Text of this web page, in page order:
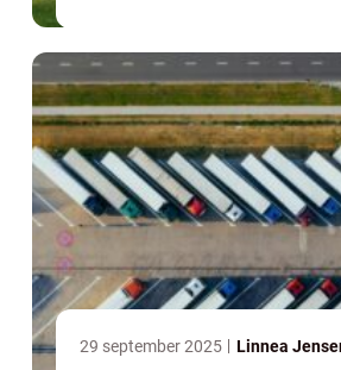
29 september 2025 Linnea